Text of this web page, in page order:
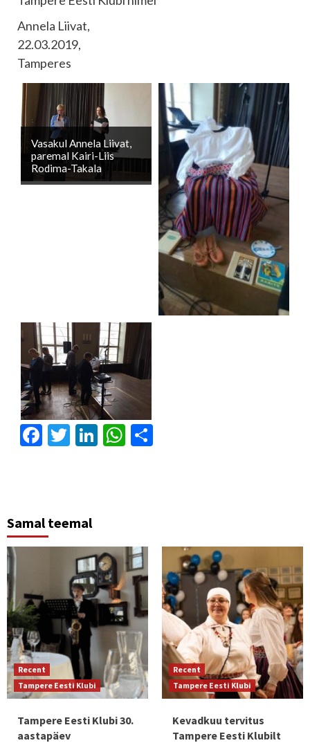
Annela Liivat,
22.03.2019,
Tamperes
Vasakul Annela Liivat,
paremal Kairi-Liis
Rodima-Takala
Facebook
Twitter
LinkedIn
WhatsApp
Samal teemal
Recent
Tampere Eesti Klubi
Tampere Eesti Klubi 30.
aastapäev
Recent
Tampere Eesti Klubi
Kevadkuu tervitus
Tampere Eesti Klubilt